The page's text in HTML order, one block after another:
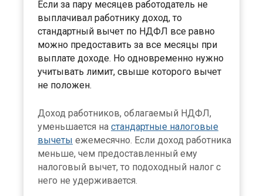
Если за пару месяцев работодатель не
выплачивал работнику доход, то
стандартный вычет по НДФЛ все равно
можно предоставить за все месяцы при
выплате доходе. Но одновременно нужно
учитывать лимит, свыше которого вычет
не положен.
Доход работников, облагаемый НДФЛ,
уменьшается на стандартные налоговые
вычеты ежемесячно. Если доход работника
меньше, чем предоставленный ему
налоговый вычет, то подоходный налог с
него не удерживается.